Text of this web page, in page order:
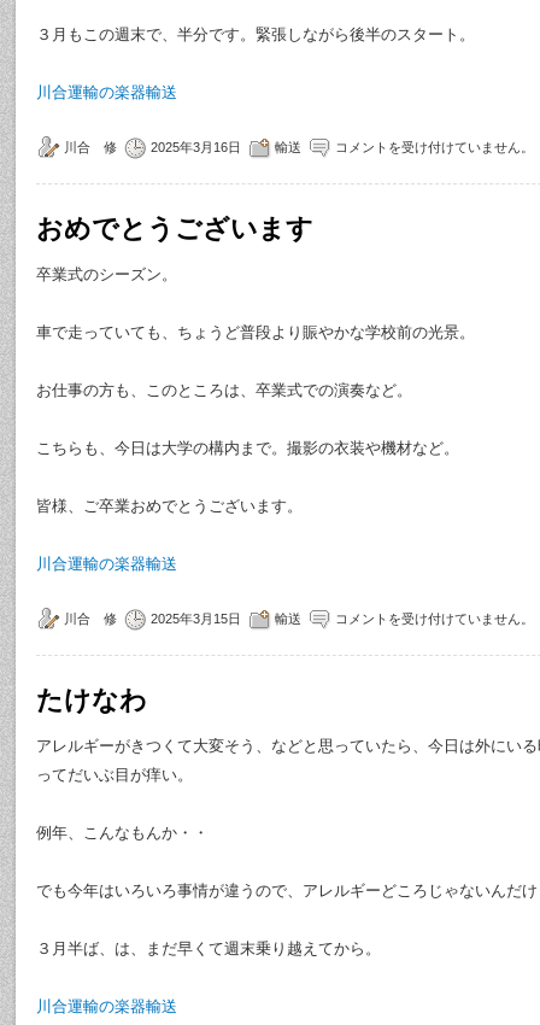
３月もこの週末で、半分です。緊張しながら後半のスタート。
川合運輸の楽器輸送
川合 修 2025年3月16日 輸送 コメントを受け付けていません。
おめでとうございます
卒業式のシーズン。
車で走っていても、ちょうど普段より賑やかな学校前の光景。
お仕事の方も、このところは、卒業式での演奏など。
こちらも、今日は大学の構内まで。撮影の衣装や機材など。
皆様、ご卒業おめでとうございます。
川合運輸の楽器輸送
川合 修 2025年3月15日 輸送 コメントを受け付けていません。
たけなわ
アレルギーがきつくて大変そう、などと思っていたら、今日は外にい
ってだいぶ目が痒い。
例年、こんなもんか・・
でも今年はいろいろ事情が違うので、アレルギーどころじゃないんだ
３月半ば、は、まだ早くて週末乗り越えてから。
川合運輸の楽器輸送